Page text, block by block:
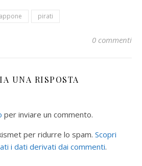
pirati
0 commenti
UNA RISPOSTA
per inviare un commento.
per ridurre lo spam. Scopri
i dati derivati dai commenti.